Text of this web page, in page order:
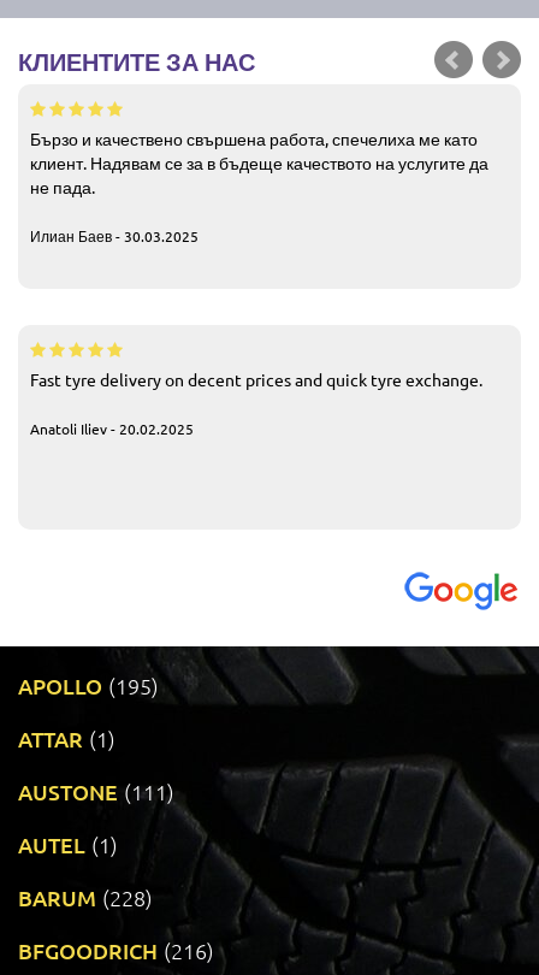
КЛИЕНТИТЕ ЗА НАС
Бързо и качествено свършена работа, спечелиха ме като
клиент. Надявам се за в бъдеще качеството на услугите да
не пада.
Илиан Баев - 30.03.2025
Fast tyre delivery on decent prices and quick tyre exchange.
Anatoli Iliev - 20.02.2025
APOLLO (195)
ATTAR (1)
AUSTONE (111)
AUTEL (1)
BARUM (228)
BFGOODRICH (216)